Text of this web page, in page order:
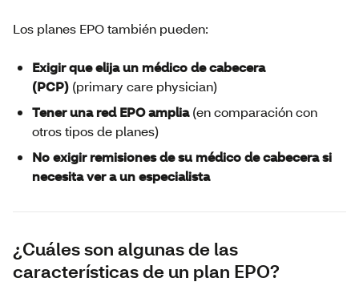
Los planes EPO también pueden:
Exigir que elija un médico de cabecera
(PCP) (primary care physician)
Tener una red EPO amplia(en comparación con
otros tipos de planes)
No exigir remisiones de su médico de cabecera si
necesita ver a un especialista
¿Cuáles son algunas de las
características de un plan EPO?